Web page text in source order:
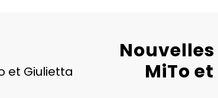
et Giulietta
MiTo